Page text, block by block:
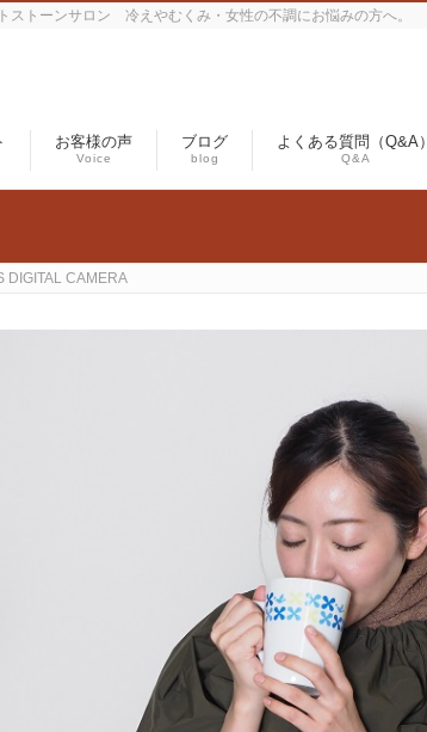
トーンサロン 冷えやむくみ・女性の不調にお悩みの方へ。
お客様の声
Voice
ブログ
blog
よくある質問（Q&A）
Q&A
DIGITAL CAMERA